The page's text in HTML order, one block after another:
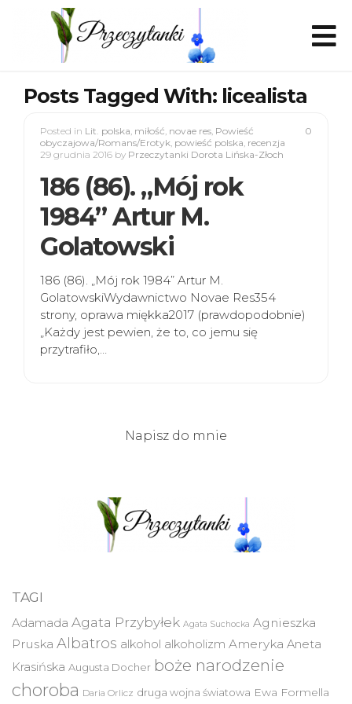
Posts Tagged With: licealista
0
Posted in Lit. polska, miłość, novae res, Powieść
obyczajowa/Romans/Erotyk, powieść polska, recenzja
29 grudnia 2016 by Przeczytanki Dorota Lińska-Złoch
186 (86). „Mój rok
1984” Artur M.
Golatowski
186 (86). „Mój rok 1984” Artur M.
GolatowskiWydawnictwo Novae Res354
strony, oprawa miękka2017 (prawdopodobnie)
„Każdy jest pewien, że to, co jemu się
przytrafiło,…
Napisz do mnie
TAGI
Adamada Agata Przybyłek Agata Suchocka Agnieszka
Pruska Albatros alkohol alkoholizm Ameryka Aneta
Krasińska Augusta Docher boże narodzenie
choroba Daria Orlicz druga wojna światowa Ewa Formella